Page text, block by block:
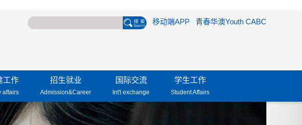
青春华澳Youth CABC
移动端APP
工作
affairs
招生就业
Admission&Career
国际交流
Int'l exchange
学生工作
Student Affairs